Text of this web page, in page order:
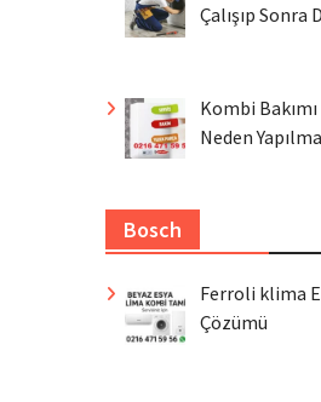
Çalışıp Sonra
Kombi
Neden
Bosch
Ferroli klima
Çözümü